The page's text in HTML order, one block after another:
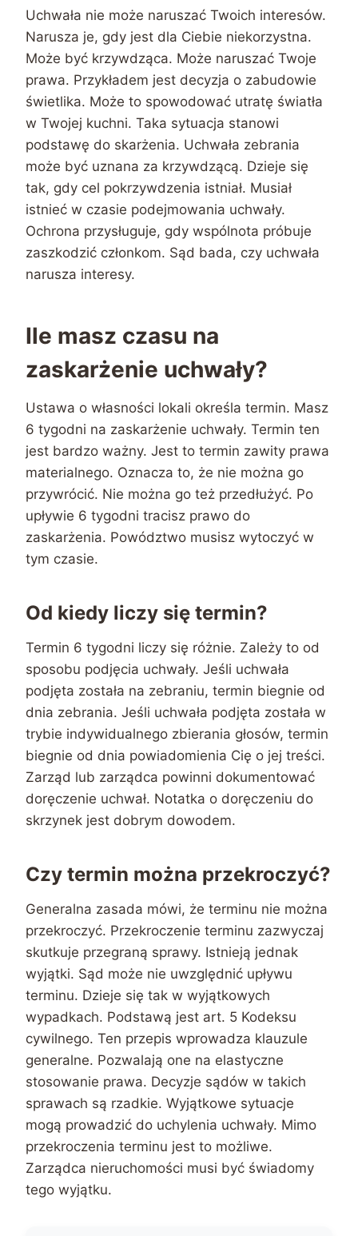
Uchwała nie może naruszać Twoich interesów.
Narusza je, gdy jest dla Ciebie niekorzystna.
Może być krzywdząca. Może naruszać Twoje
prawa. Przykładem jest decyzja o zabudowie
świetlika. Może to spowodować utratę światła
w Twojej kuchni. Taka sytuacja stanowi
podstawę do skarżenia. Uchwała zebrania
może być uznana za krzywdzącą. Dzieje się
tak, gdy cel pokrzywdzenia istniał. Musiał
istnieć w czasie podejmowania uchwały.
Ochrona przysługuje, gdy wspólnota próbuje
zaszkodzić członkom. Sąd bada, czy uchwała
narusza interesy.
Ile masz czasu na
zaskarżenie uchwały?
Ustawa o własności lokali określa termin. Masz
6 tygodni na zaskarżenie uchwały. Termin ten
jest bardzo ważny. Jest to termin zawity prawa
materialnego. Oznacza to, że nie można go
przywrócić. Nie można go też przedłużyć. Po
upływie 6 tygodni tracisz prawo do
zaskarżenia. Powództwo musisz wytoczyć w
tym czasie.
Od kiedy liczy się termin?
Termin 6 tygodni liczy się różnie. Zależy to od
sposobu podjęcia uchwały. Jeśli uchwała
podjęta została na zebraniu, termin biegnie od
dnia zebrania. Jeśli uchwała podjęta została w
trybie indywidualnego zbierania głosów, termin
biegnie od dnia powiadomienia Cię o jej treści.
Zarząd lub zarządca powinni dokumentować
doręczenie uchwał. Notatka o doręczeniu do
skrzynek jest dobrym dowodem.
Czy termin można przekroczyć?
Generalna zasada mówi, że terminu nie można
przekroczyć. Przekroczenie terminu zazwyczaj
skutkuje przegraną sprawy. Istnieją jednak
wyjątki. Sąd może nie uwzględnić upływu
terminu. Dzieje się tak w wyjątkowych
wypadkach. Podstawą jest art. 5 Kodeksu
cywilnego. Ten przepis wprowadza klauzule
generalne. Pozwalają one na elastyczne
stosowanie prawa. Decyzje sądów w takich
sprawach są rzadkie. Wyjątkowe sytuacje
mogą prowadzić do uchylenia uchwały. Mimo
przekroczenia terminu jest to możliwe.
Zarządca nieruchomości musi być świadomy
tego wyjątku.